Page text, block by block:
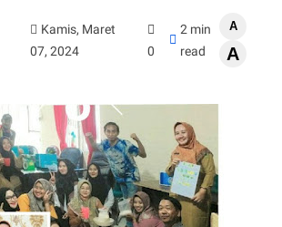
Kamis, Maret
07, 2024
0
2 min
read
A
A